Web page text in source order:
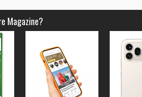
Magazine?